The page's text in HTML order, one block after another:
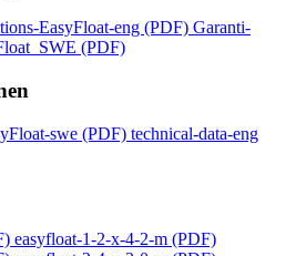
EasyFloat-eng (PDF) Garanti-
(PDF)
swe (PDF) technical-data-eng
easyfloat-1-2-x-4-2-m (PDF)